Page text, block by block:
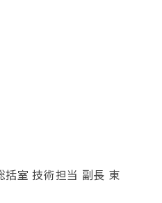
括室 技術担当 副長 東